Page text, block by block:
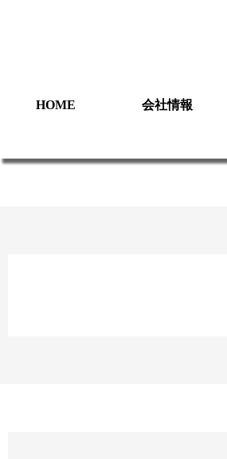
HOME 会社情報